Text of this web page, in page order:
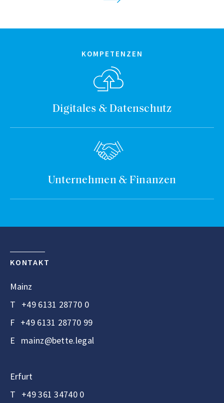
KOMPETENZEN
Digitales & Datenschutz
Unternehmen & Finanzen
KONTAKT
Mainz
T +49 6131 28770 0
F +49 6131 28770 99
E mainz@bette.legal
Erfurt
T +49 361 34740 0